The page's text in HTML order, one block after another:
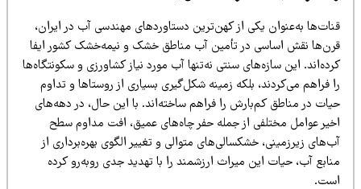
به‌عنوان یکی از کهن‌ترین دستاوردهای مهندسی آب در ایران،
نقش اساسی در تأمین آب مناطق خشک و نیمه‌خشک کشور ایفا
این سازه‌های سنتی نه‌تنها آب مورد نیاز کشاورزی و سکونتگاه‌ها
فراهم می‌کردند، بلکه زمینه شکل‌گیری بسیاری از روستاها و تداوم
در مناطق کم‌بارش را فراهم ساخته‌اند. با این حال، در دهه‌های
عوامل مختلفی از جمله حفر چاه‌های عمیق، افت مداوم سطح
زیرزمینی، خشکسالی‌های متوالی و تغییر الگوی بهره‌برداری از
آب، حیات این میراث ارزشمند را با تهدید جدی روبه‌رو کرده